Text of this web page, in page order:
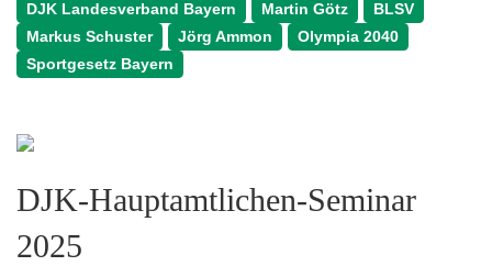
DJK Landesverband Bayern Martin Götz
BLSV
Markus Schuster
Jörg Ammon
Olympia 2040
Sportgesetz Bayern
DJK-Hauptamtlichen-Seminar
2025